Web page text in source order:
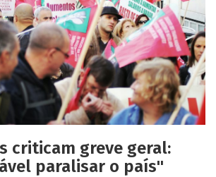
criticam greve geral:
paralisar o país"